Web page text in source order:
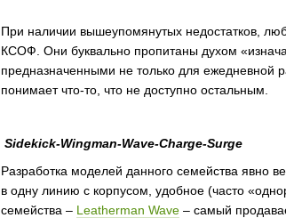
При наличии вышеупомянутых недостатков,
КСОФ. Они буквально пропитаны духом
предназначенными не только для ежедневной
понимает что-то, что не доступно остальным.
Sidekick-Wingman-Wave-Charge-Surge
Разработка моделей данного семейства явно
в одну линию с корпусом, удобное (часто
семейства – Leatherman Wave – самый